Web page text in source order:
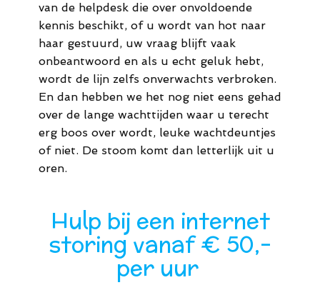
van de helpdesk die over onvoldoende
kennis beschikt, of u wordt van hot naar
haar gestuurd, uw vraag blijft vaak
onbeantwoord en als u echt geluk hebt,
wordt de lijn zelfs onverwachts verbroken.
En dan hebben we het nog niet eens gehad
over de lange wachttijden waar u terecht
erg boos over wordt, leuke wachtdeuntjes
of niet. De stoom komt dan letterlijk uit u
oren.
Hulp bij een internet
storing vanaf € 50,-
per uur​